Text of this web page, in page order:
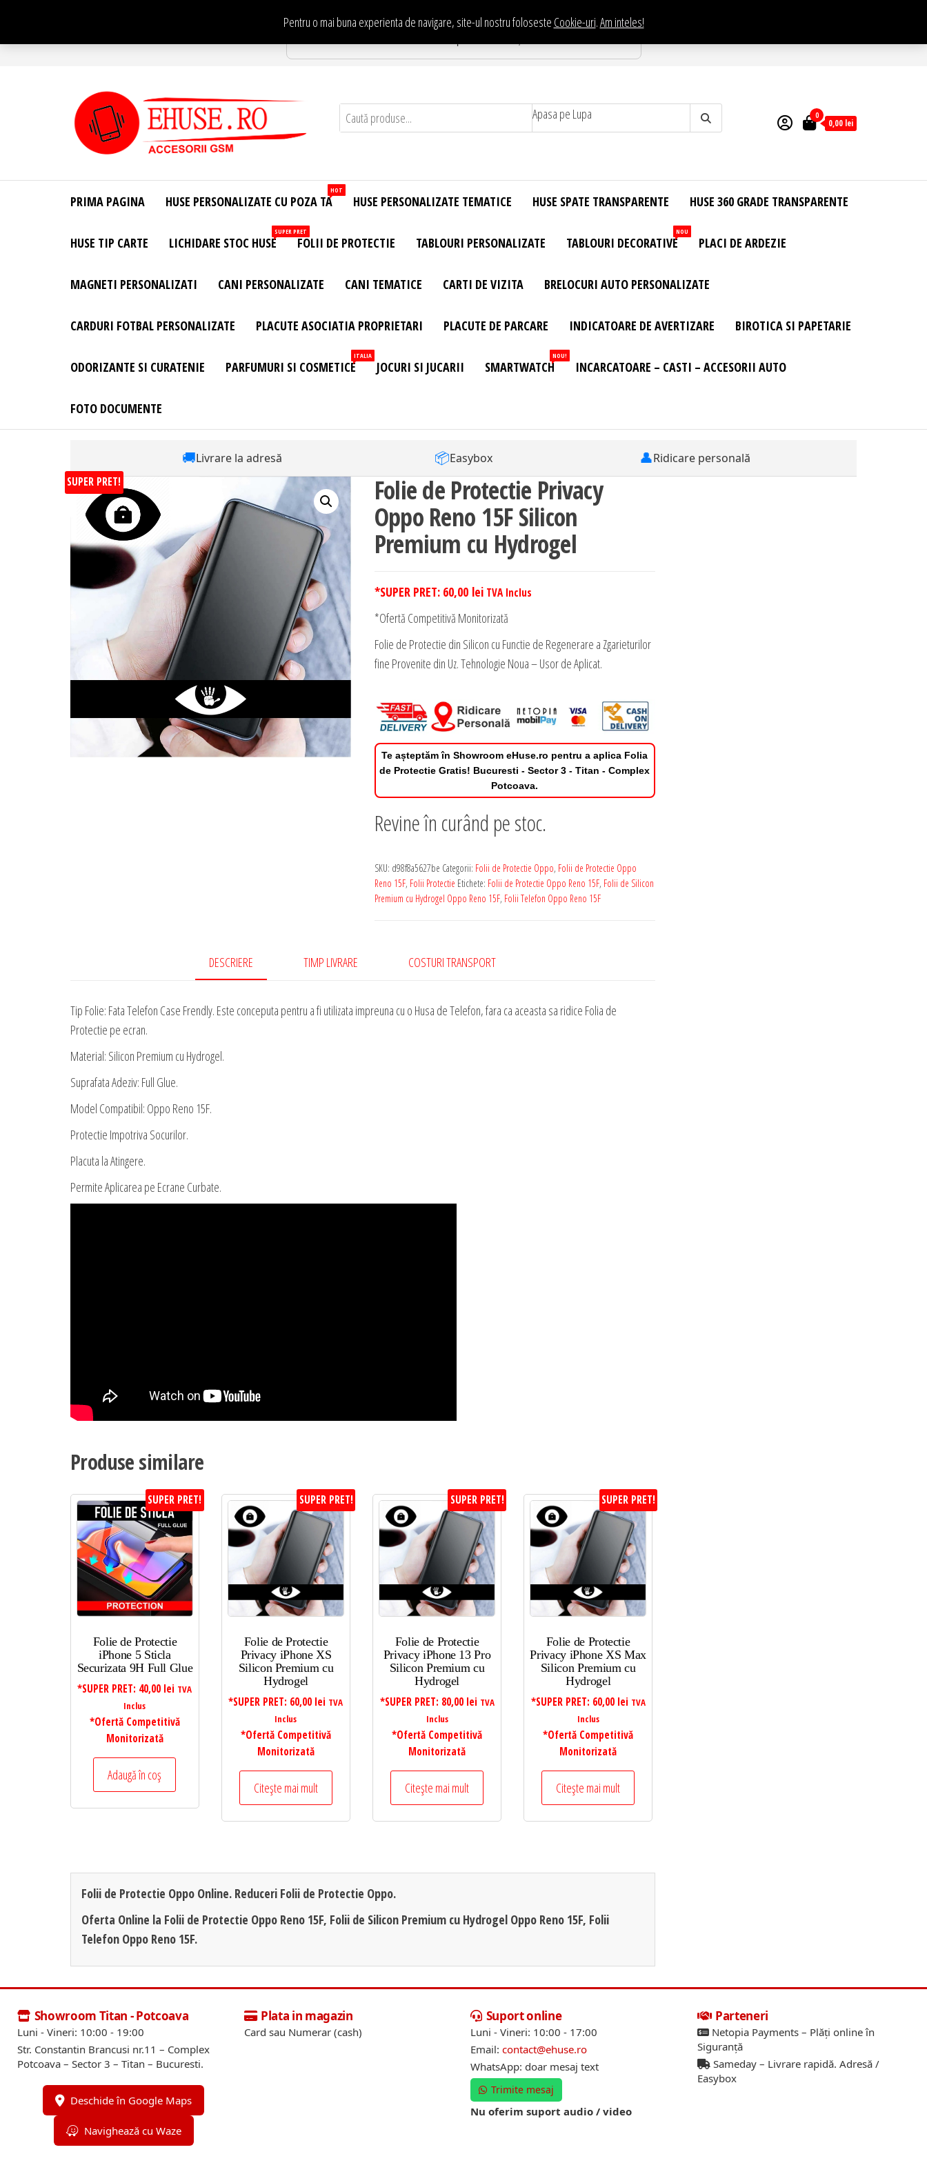
conținut
Pentru o mai buna experienta de navigare, site-ul nostru foloseste Cookie-uri.Am inteles!
Te asteptam in Showroom eHuse.ro
Site Oficial .
Huse
Personalizate
Huse
Personalizate
Telefon –
– Accesorii
Apasa pe Lupa 0
0,00 lei
PRIMA PAGINA HUSE PERSONALIZATE CU POZA TA
HOT
HUSE PERSONALIZATE TEMATICE HUSE SPATE TRANSPARENTE HUSE 360 GRADE TRANSPARENTE
HUSE TIP CARTE LICHIDARE STOC HUSE
SUPER PRET
FOLII DE PROTECTIE TABLOURI PERSONALIZATE TABLOURI DECORATIVE
NOU
PLACI DE ARDEZIE
MAGNETI PERSONALIZATI CANI PERSONALIZATE CANI TEMATICE CARTI DE VIZITA BRELOCURI AUTO PERSONALIZATE
CARDURI FOTBAL PERSONALIZATE PLACUTE ASOCIATIA PROPRIETARI PLACUTE DE PARCARE INDICATOARE DE AVERTIZARE BIROTICA SI PAPETARIE
ODORIZANTE SI CURATENIE PARFUMURI SI COSMETICE
ITALIA
JOCURI SI JUCARII SMARTWATCH
NOU!
INCARCATOARE – CASTI – ACCESORII AUTO
FOTO DOCUMENTE
🚚Livrare la adresă 📦Easybox 👤Ridicare personală
SUPER PRET! Folie de Protectie Privacy
Oppo Reno 15F Silicon
Premium cu Hydrogel
*SUPER PRET: 60,00 lei TVA Inclus
*Ofertă Competitivă Monitorizată
Folie de Protectie din Silicon cu Functie de Regenerare a Zgarieturilor
fine Provenite din Uz. Tehnologie Noua – Usor de Aplicat.
Te așteptăm în Showroom eHuse.ro pentru a aplica Folia
de Protectie Gratis! Bucuresti - Sector 3 - Titan - Complex
Potcoava.
Revine în curând pe stoc.
SKU: d98f8a5627be Categorii: Folii de Protectie Oppo, Folii de Protectie Oppo
Reno 15F, Folii Protectie Etichete: Folii de Protectie Oppo Reno 15F, Folii de Silicon
Premium cu Hydrogel Oppo Reno 15F, Folii Telefon Oppo Reno 15F
DESCRIERE TIMP LIVRARE COSTURI TRANSPORT
Tip Folie: Fata Telefon Case Frendly. Este conceputa pentru a fi utilizata impreuna cu o Husa de Telefon, fara ca aceasta sa ridice Folia de
Protectie pe ecran.
Material: Silicon Premium cu Hydrogel.
Suprafata Adeziv: Full Glue.
Model Compatibil: Oppo Reno 15F.
Protectie Impotriva Socurilor.
Placuta la Atingere.
Permite Aplicarea pe Ecrane Curbate.
Produse similare
SUPER PRET!
Folie de Protectie
iPhone 5 Sticla
Securizata 9H Full Glue
*SUPER PRET: 40,00 lei TVA
Inclus
*Ofertă Competitivă
Monitorizată
Adaugă în coș
SUPER PRET!
Folie de Protectie
Privacy iPhone XS
Silicon Premium cu
Hydrogel
*SUPER PRET: 60,00 lei TVA
Inclus
*Ofertă Competitivă
Monitorizată
Citește mai mult
SUPER PRET!
Folie de Protectie
Privacy iPhone 13 Pro
Silicon Premium cu
Hydrogel
*SUPER PRET: 80,00 lei TVA
Inclus
*Ofertă Competitivă
Monitorizată
Citește mai mult
SUPER PRET!
Folie de Protectie
Privacy iPhone XS Max
Silicon Premium cu
Hydrogel
*SUPER PRET: 60,00 lei TVA
Inclus
*Ofertă Competitivă
Monitorizată
Citește mai mult
Folii de Protectie Oppo Online. Reduceri Folii de Protectie Oppo.
Oferta Online la Folii de Protectie Oppo Reno 15F, Folii de Silicon Premium cu Hydrogel Oppo Reno 15F, Folii
Telefon Oppo Reno 15F.
Showroom Titan - Potcoava
Luni - Vineri: 10:00 - 19:00
Str. Constantin Brancusi nr.11 – Complex
Potcoava – Sector 3 – Titan – Bucuresti.
Deschide în Google Maps
Navighează cu Waze
Plata in magazin
Card sau Numerar (cash)
Suport online
Luni - Vineri: 10:00 - 17:00
Email: contact@ehuse.ro
WhatsApp: doar mesaj text
Trimite mesaj
Nu oferim suport audio / video
Parteneri
Netopia Payments – Plăți online în
Siguranță
Sameday – Livrare rapidă. Adresă /
Easybox